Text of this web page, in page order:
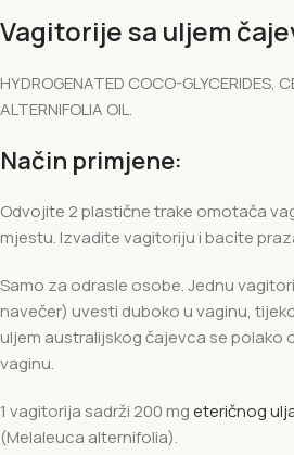
Vagitorije sa uljem
HYDROGENATED COCO-GLYCERIDES,
ALTERNIFOLIA OIL.
Način primjene:
Odvojite 2 plastične trake omotača
mjestu. Izvadite vagitoriju i bacite
Samo za odrasle osobe. Jednu
navečer) uvesti duboko u vaginu,
uljem australijskog čajevca se polako
vaginu.
1 vagitorija sadrži 200 mgeteričnog
(Melaleuca alternifolia).